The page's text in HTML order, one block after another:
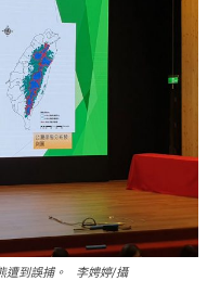
遭到誤捕。 李娉婷/攝